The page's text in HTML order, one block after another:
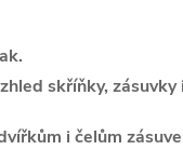
skříňky, zásuvky
i čelům